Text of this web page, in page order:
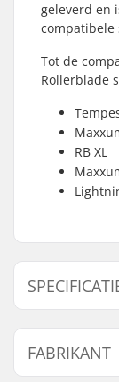
geleverd en
compatibele
Tot de
Rollerblade
RB XL
As:
Brake
FABRIKANT